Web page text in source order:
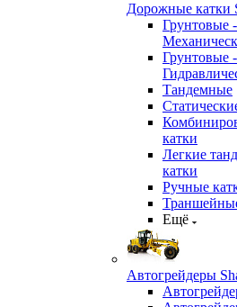
Дорожные катки
Грунтовые -
Грунтовые -
Тандемные
катки
Легкие
катки
Ручные
Ещё
Автогрейдеры